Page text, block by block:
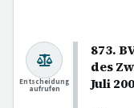
873.
des
Juli
Entscheidung
aufrufen